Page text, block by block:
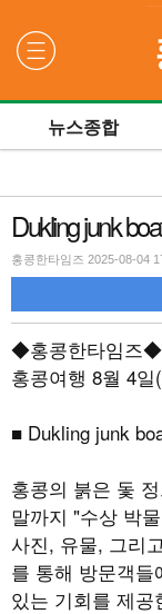
뉴스종합
Dukling junk
홍콩한타임즈 2025-08-04
◆홍콩한타임즈◆
홍콩여행 8월 4일(
■ Dukling junk
홍콩의 붉은 돛
말까지 "수상 박
사진, 유물, 그리
를 통해 방문객
있는 기회를 제공